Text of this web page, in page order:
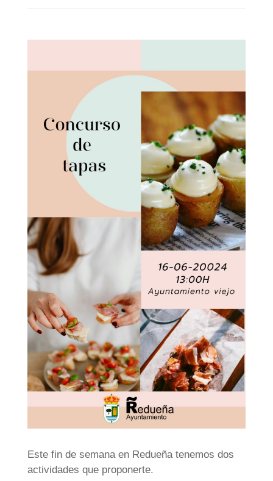
Este fin de semana en Redueña tenemos dos
actividades que proponerte.